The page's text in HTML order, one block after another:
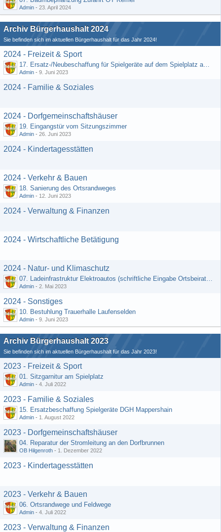
Admin - 23. April 2024
Archiv Bürgerhaushalt 2024
Sie befinden sich im aktuellen Bürgerhaushalt für das Jahr 2024!
2024 - Freizeit & Sport
17. Ersatz-/Neubeschaffung für Spielgeräte auf dem Spielplatz am DGH
Admin - 9. Juni 2023
2024 - Familie & Soziales
2024 - Dorfgemeinschaftshäuser
19. Eingangstür vom Sitzungszimmer
Admin - 26. Juni 2023
2024 - Kindertagesstätten
2024 - Verkehr & Bauen
18. Sanierung des Ortsrandweges
Admin - 12. Juni 2023
2024 - Verwaltung & Finanzen
2024 - Wirtschaftliche Betätigung
2024 - Natur- und Klimaschutz
07. Ladeinfrastruktur Elektroautos (schriftliche Eingabe Ortsbeirat Kemel)
Admin - 2. Mai 2023
2024 - Sonstiges
10. Bestuhlung Trauerhalle Laufenselden
Admin - 9. Juni 2023
Archiv Bürgerhaushalt 2023
Sie befinden sich im aktuellen Bürgerhaushalt für das Jahr 2023!
2023 - Freizeit & Sport
01. Sitzgarnitur am Spielplatz
Admin - 4. Juli 2022
2023 - Familie & Soziales
15. Ersatzbeschaffung Spielgeräte DGH Mappershain
Admin - 1. August 2022
2023 - Dorfgemeinschaftshäuser
04. Reparatur der Stromleitung an den Dorfbrunnen
OB Hilgenroth - 1. Dezember 2022
2023 - Kindertagesstätten
2023 - Verkehr & Bauen
06. Ortsrandwege und Feldwege
Admin - 4. Juli 2022
2023 - Verwaltung & Finanzen